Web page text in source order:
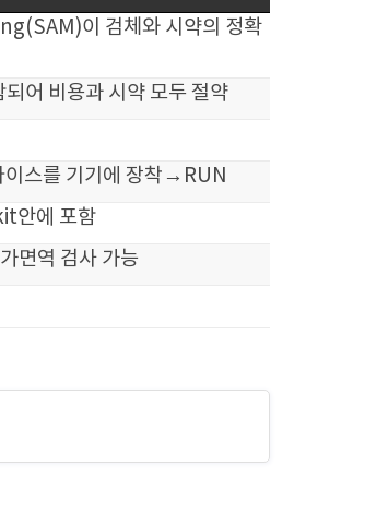
이 검체와 시약의 정확
어 비용과 시약 모두 절약
스를 기기에 장착→RUN
안에 포함
면역 검사 가능